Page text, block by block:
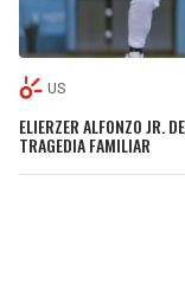
US
ELIERZER ALFONZO JR.
TRAGEDIA FAMILIAR